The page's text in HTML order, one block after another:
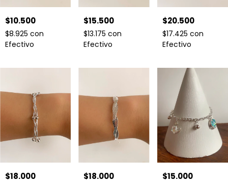
$10.500
$8.925 con
Efectivo
$15.500
$13.175con
Efectivo
$20.500
$17.425 con
Efectivo
$18.000 $18.000 $15.000